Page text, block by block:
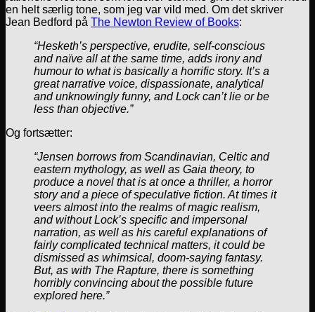
en helt særlig tone, som jeg var vild med. Om det skriver
Jean Bedford på The Newton Review of Books:
“Hesketh’s perspective, erudite, self-conscious
and naïve all at the same time, adds irony and
humour to what is basically a horrific story. It’s a
great narrative voice, dispassionate, analytical
and unknowingly funny, and Lock can’t lie or be
less than objective.”
Og fortsætter:
“Jensen borrows from Scandinavian, Celtic and
eastern mythology, as well as Gaia theory, to
produce a novel that is at once a thriller, a horror
story and a piece of speculative fiction. At times it
veers almost into the realms of magic realism,
and without Lock’s specific and impersonal
narration, as well as his careful explanations of
fairly complicated technical matters, it could be
dismissed as whimsical, doom-saying fantasy.
But, as with The Rapture, there is something
horribly convincing about the possible future
explored here.”